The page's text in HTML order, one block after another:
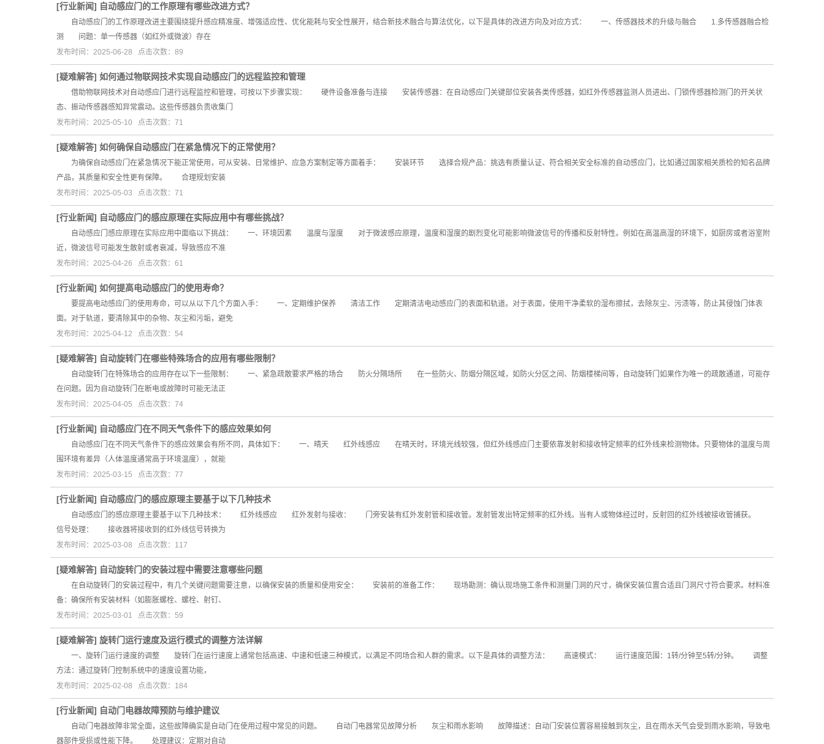
[行业新闻] 自动感应门的工作原理有哪些改进方式？
自动感应门的工作原理改进主要围绕提升感应精准度、增强适应性、优化能耗与安全性展开，结合新技术融合与算法优化，以下是具体的改进方向及对应方式： 一、传感器技术的升级与融合 1.多传感器融合检
测 问题：单一传感器（如红外或微波）存在
发布时间：2025-06-28 点击次数：89
[疑难解答] 如何通过物联网技术实现自动感应门的远程监控和管理
借助物联网技术对自动感应门进行远程监控和管理，可按以下步骤实现： 硬件设备准备与连接 安装传感器：在自动感应门关键部位安装各类传感器，如红外传感器监测人员进出、门锁传感器检测门的开关状
态、振动传感器感知异常震动。这些传感器负责收集门
发布时间：2025-05-10 点击次数：71
[疑难解答] 如何确保自动感应门在紧急情况下的正常使用？
为确保自动感应门在紧急情况下能正常使用，可从安装、日常维护、应急方案制定等方面着手： 安装环节 选择合规产品：挑选有质量认证、符合相关安全标准的自动感应门，比如通过国家相关质检的知名品牌
产品，其质量和安全性更有保障。 合理规划安装
发布时间：2025-05-03 点击次数：71
[行业新闻] 自动感应门的感应原理在实际应用中有哪些挑战？
自动感应门感应原理在实际应用中面临以下挑战： 一、环境因素 温度与湿度 对于微波感应原理，温度和湿度的剧烈变化可能影响微波信号的传播和反射特性。例如在高温高湿的环境下，如厨房或者浴室附
近，微波信号可能发生散射或者衰减，导致感应不准
发布时间：2025-04-26 点击次数：61
[行业新闻] 如何提高电动感应门的使用寿命？
要提高电动感应门的使用寿命，可以从以下几个方面入手： 一、定期维护保养 清洁工作 定期清洁电动感应门的表面和轨道。对于表面，使用干净柔软的湿布擦拭，去除灰尘、污渍等，防止其侵蚀门体表
面。对于轨道，要清除其中的杂物、灰尘和污垢，避免
发布时间：2025-04-12 点击次数：54
[疑难解答] 自动旋转门在哪些特殊场合的应用有哪些限制？
自动旋转门在特殊场合的应用存在以下一些限制： 一、紧急疏散要求严格的场合 防火分隔场所 在一些防火、防烟分隔区域，如防火分区之间、防烟楼梯间等，自动旋转门如果作为唯一的疏散通道，可能存
在问题。因为自动旋转门在断电或故障时可能无法正
发布时间：2025-04-05 点击次数：74
[行业新闻] 自动感应门在不同天气条件下的感应效果如何
自动感应门在不同天气条件下的感应效果会有所不同，具体如下： 一、晴天 红外线感应 在晴天时，环境光线较强，但红外线感应门主要依靠发射和接收特定频率的红外线来检测物体。只要物体的温度与周
围环境有差异（人体温度通常高于环境温度），就能
发布时间：2025-03-15 点击次数：77
[行业新闻] 自动感应门的感应原理主要基于以下几种技术
自动感应门的感应原理主要基于以下几种技术： 红外线感应 红外发射与接收： 门旁安装有红外发射管和接收管。发射管发出特定频率的红外线。当有人或物体经过时，反射回的红外线被接收管捕获。
信号处理： 接收器将接收到的红外线信号转换为
发布时间：2025-03-08 点击次数：117
[疑难解答] 自动旋转门的安装过程中需要注意哪些问题
在自动旋转门的安装过程中，有几个关键问题需要注意，以确保安装的质量和使用安全： 安装前的准备工作： 现场勘测：确认现场施工条件和测量门洞的尺寸，确保安装位置合适且门洞尺寸符合要求。材料准
备：确保所有安装材料（如膨胀螺栓、螺栓、射钉、
发布时间：2025-03-01 点击次数：59
[疑难解答] 旋转门运行速度及运行模式的调整方法详解
一、旋转门运行速度的调整 旋转门在运行速度上通常包括高速、中速和低速三种模式，以满足不同场合和人群的需求。以下是具体的调整方法： 高速模式： 运行速度范围：1转/分钟至5转/分钟。 调整
方法：通过旋转门控制系统中的速度设置功能，
发布时间：2025-02-08 点击次数：184
[行业新闻] 自动门电器故障预防与维护建议
自动门电器故障非常全面，这些故障确实是自动门在使用过程中常见的问题。 自动门电器常见故障分析 灰尘和雨水影响 故障描述：自动门安装位置容易接触到灰尘，且在雨水天气会受到雨水影响，导致电
器部件受损或性能下降。 处理建议：定期对自动